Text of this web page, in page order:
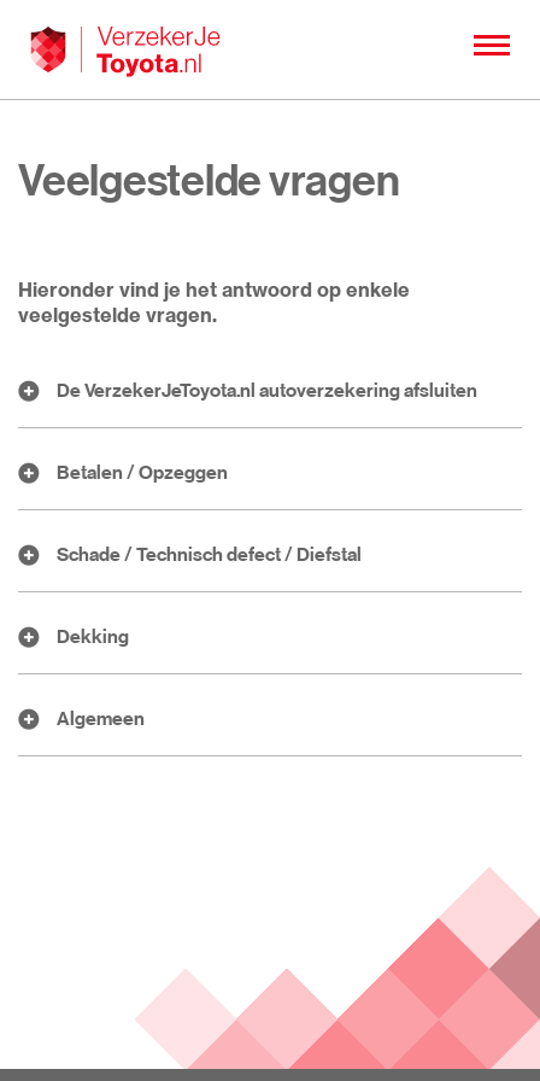
Veelgestelde vragen
Hieronder vind je het antwoord op enkele
veelgestelde vragen.
De VerzekerJeToyota.nl autoverzekering afsluiten
Betalen / Opzeggen
Schade / Technisch defect / Diefstal
Dekking
Algemeen